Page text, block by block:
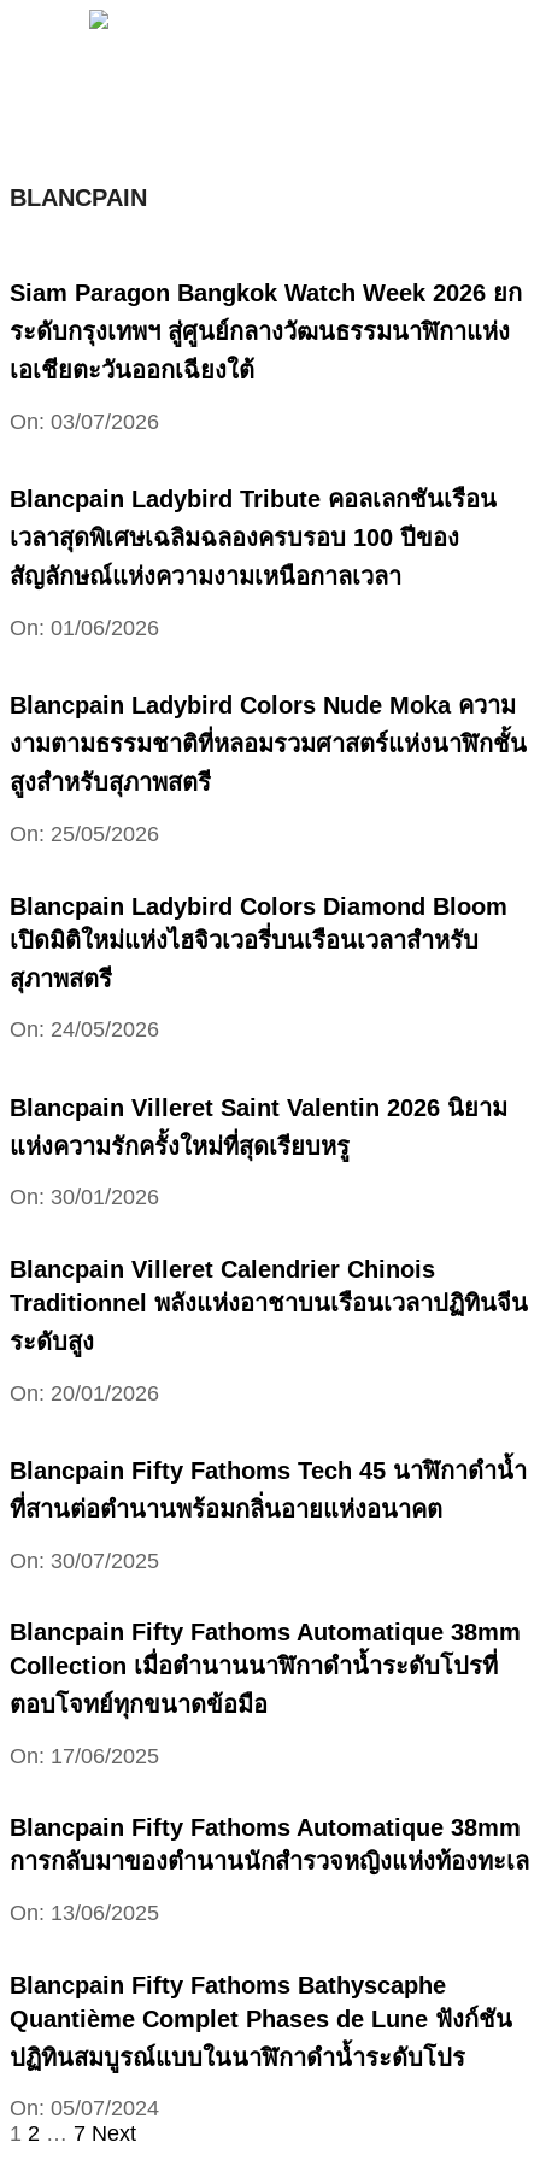
BLANCPAIN
Siam Paragon Bangkok Watch Week 2026 ยก
ระดับกรุงเทพฯ สู่ศูนย์กลางวัฒนธรรมนาฬิกาแห่ง
เอเชียตะวันออกเฉียงใต้
2026-
On: 03/07/2026
Blancpain Ladybird Tribute คอลเลกชันเรือน
เวลาสุดพิเศษเฉลิมฉลองครบรอบ 100 ปีของ
สัญลักษณ์แห่งความงามเหนือกาลเวลา
2026-
On: 01/06/2026
Blancpain Ladybird Colors Nude Moka ความ
งามตามธรรมชาติที่หลอมรวมศาสตร์แห่งนาฬิกชั้น
สูงสำหรับสุภาพสตรี
2026-
On: 25/05/2026
Blancpain Ladybird Colors Diamond Bloom
เปิดมิติใหม่แห่งไฮจิวเวอรี่บนเรือนเวลาสำหรับ
สุภาพสตรี
2026-
On: 24/05/2026
Blancpain Villeret Saint Valentin 2026 นิยาม
แห่งความรักครั้งใหม่ที่สุดเรียบหรู
2026-
On: 30/01/2026
Blancpain Villeret Calendrier Chinois
Traditionnel พลังแห่งอาชาบนเรือนเวลาปฏิทินจีน
ระดับสูง
2026-
On: 20/01/2026
Blancpain Fifty Fathoms Tech 45 นาฬิกาดำน้ำ
ที่สานต่อตำนานพร้อมกลิ่นอายแห่งอนาคต
2025-
On: 30/07/2025
Blancpain Fifty Fathoms Automatique 38mm
Collection เมื่อตำนานนาฬิกาดำน้ำระดับโปรที่
ตอบโจทย์ทุกขนาดข้อมือ
2025-
On: 17/06/2025
Blancpain Fifty Fathoms Automatique 38mm
การกลับมาของตำนานนักสำรวจหญิงแห่งท้องทะเล
2025-
On: 13/06/2025
Blancpain Fifty Fathoms Bathyscaphe
Quantième Complet Phases de Lune ฟังก์ชัน
ปฏิทินสมบูรณ์แบบในนาฬิกาดำน้ำระดับโปร
2024-
07-
On: 05/07/2024
Posts
1 2 … 7 Next